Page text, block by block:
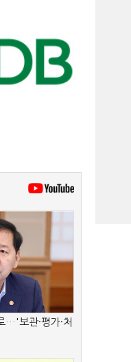
…'보관·평가·처